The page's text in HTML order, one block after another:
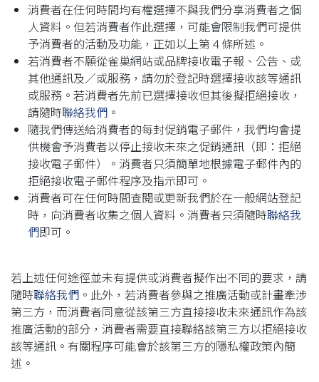
消費者在任何時間均有權選擇不與我們分享消費者之個
人資料。但若消費者作此選擇，可能會限制我們可提供
予消費者的活動及功能，正如以上第４條所述。
若消費者不願從雀巢網站或品牌接收電子報、公告、或
其他通訊及／或服務，請勿於登記時選擇接收該等通訊
或服務。若消費者先前已選擇接收但其後擬拒絕接收，
請隨時聯絡我們 。
隨我們傳送給消費者的每封促銷電子郵件，我們均會提
供機會予消費者以停止接收未來之促銷通訊（即：拒絕
接收電子郵件）。消費者只須簡單地根據電子郵件內的
拒絕接收電子郵件程序及指示即可。
消費者可在任何時間查閱或更新我們於在一般網站登記
時，向消費者收集之個人資料。消費者只須隨時聯絡我
們即可。
若上述任何途徑並未有提供或消費者擬作出不同的要求，請
隨時聯絡我們 。此外，若消費者參與之推廣活動或計畫牽涉
第三方，而消費者同意從該第三方直接接收未來通訊作為該
推廣活動的部分，消費者需要直接聯絡該第三方以拒絕接收
該等通訊。有關程序可能會於該第三方的隱私權政策內簡
述。